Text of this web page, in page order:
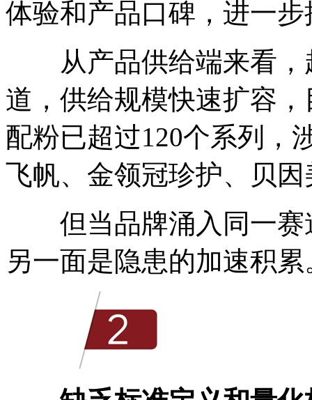
体验和产品口碑，进一
从产品供给端来看，
道，供给规模快速扩容
配粉已超过120个系列，
飞帆、金领冠珍护、贝
但当品牌涌入同一赛
另一面是隐患的加速积累